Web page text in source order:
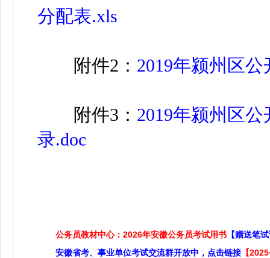
分配表.xls
附件2： 2019年颍州区
附件3： 2019年颍州区
录.doc
公务员教材中心：2026年安徽公务员考试用书 【赠送笔
安徽省考、事业单位考试交流群开放中，点击链接 【